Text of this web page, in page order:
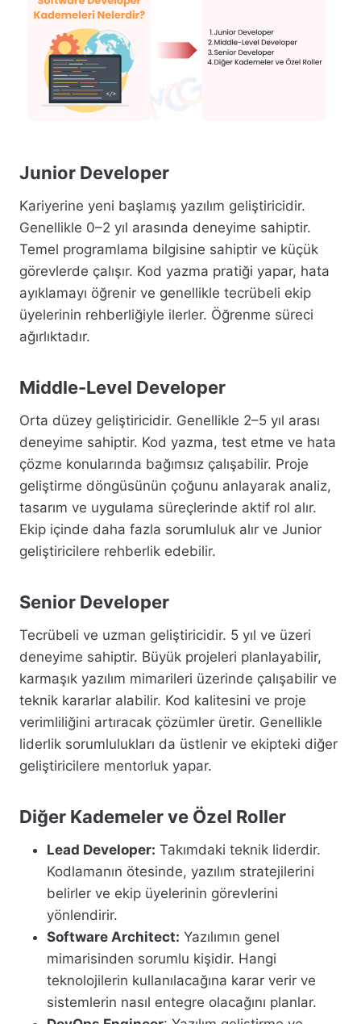
Junior Developer
Kariyerine yeni başlamış yazılım geliştiricidir.
Genellikle 0–2 yıl arasında deneyime sahiptir.
Temel programlama bilgisine sahiptir ve küçük
görevlerde çalışır. Kod yazma pratiği yapar, hata
ayıklamayı öğrenir ve genellikle tecrübeli ekip
üyelerinin rehberliğiyle ilerler. Öğrenme süreci
ağırlıktadır.
Middle-Level Developer
Orta düzey geliştiricidir. Genellikle 2–5 yıl arası
deneyime sahiptir. Kod yazma, test etme ve hata
çözme konularında bağımsız çalışabilir. Proje
geliştirme döngüsünün çoğunu anlayarak analiz,
tasarım ve uygulama süreçlerinde aktif rol alır.
Ekip içinde daha fazla sorumluluk alır ve Junior
geliştiricilere rehberlik edebilir.
Senior Developer
Tecrübeli ve uzman geliştiricidir. 5 yıl ve üzeri
deneyime sahiptir. Büyük projeleri planlayabilir,
karmaşık yazılım mimarileri üzerinde çalışabilir ve
teknik kararlar alabilir. Kod kalitesini ve proje
verimliliğini artıracak çözümler üretir. Genellikle
liderlik sorumlulukları da üstlenir ve ekipteki diğer
geliştiricilere mentorluk yapar.
Diğer Kademeler ve Özel Roller
Lead Developer: Takımdaki teknik liderdir.
Kodlamanın ötesinde, yazılım stratejilerini
belirler ve ekip üyelerinin görevlerini
yönlendirir.
Software Architect: Yazılımın genel
mimarisinden sorumlu kişidir. Hangi
teknolojilerin kullanılacağına karar verir ve
sistemlerin nasıl entegre olacağını planlar.